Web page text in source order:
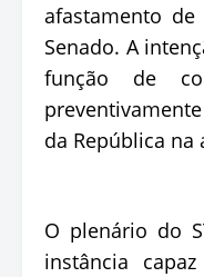
afastamento
Senado. A
função de
da República na
O plenário do
instância